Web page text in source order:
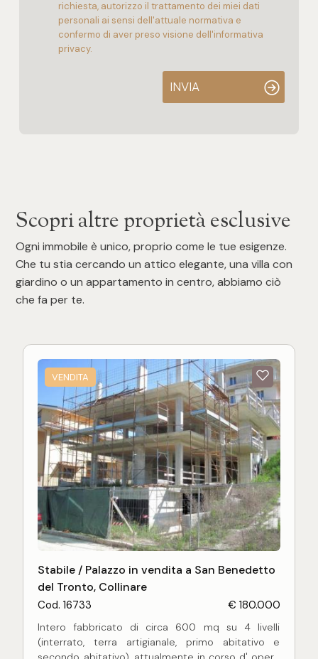
richiesta, autorizzo il trattamento dei miei dati
personali ai sensi dell'attuale normativa e
confermo di aver preso visione dell'informativa
privacy.
INVIA
Scopri altre proprietà esclusive
Ogni immobile è unico, proprio come le tue esigenze.
Che tu stia cercando un attico elegante, una villa con
giardino o un appartamento in centro, abbiamo ciò
che fa per te.
VENDITA
Stabile / Palazzo in vendita a San Benedetto
del Tronto, Collinare
Cod. 16733 € 180.000
Intero fabbricato di circa 600 mq su 4 livelli
(interrato, terra artigianale, primo abitativo e